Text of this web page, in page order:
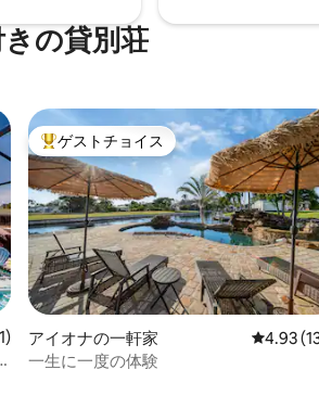
の貸別荘
件、5つ星中4.99つ星の平均評価
大好評のゲストチョイスです。
ゲストチョイス
アイオナの一軒家 レビュ
4.93
一生に一度の体験